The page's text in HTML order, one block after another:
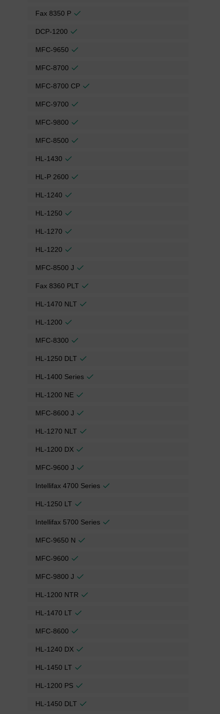
Fax 8350 P
DCP-1200
MFC-9650
MFC-8700
MFC-8700 CP
MFC-9700
MFC-9800
MFC-8500
HL-1430
HL-P 2600
HL-1240
HL-1250
HL-1270
HL-1220
MFC-8500 J
Fax 8360 PLT
HL-1470 NLT
HL-1200
MFC-8300
HL-1250 DLT
HL-1400 Series
HL-1200 NE
MFC-8600 J
HL-1270 NLT
HL-1200 DX
MFC-9600 J
Intellifax 4700 Series
HL-1250 LT
Intellifax 5700 Series
MFC-9650 N
MFC-9600
MFC-9800 J
HL-1200 NTR
HL-1470 LT
MFC-8600
HL-1240 DX
HL-1450 LT
HL-1200 PS
HL-1450 DLT